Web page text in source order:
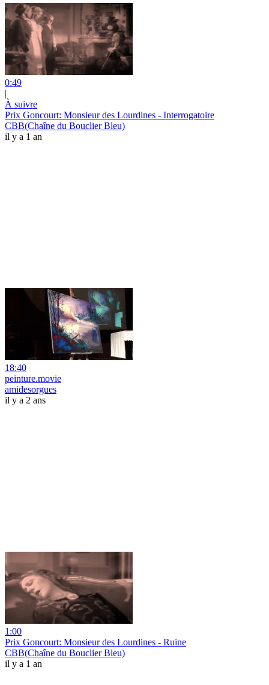
0:49
|
À suivre
Prix Goncourt: Monsieur des Lourdines - Interrogatoire
CBB(Chaîne du Bouclier Bleu)
il y a 1 an
18:40
peinture.movie
amidesorgues
il y a 2 ans
1:00
Prix Goncourt: Monsieur des Lourdines - Ruine
CBB(Chaîne du Bouclier Bleu)
il y a 1 an